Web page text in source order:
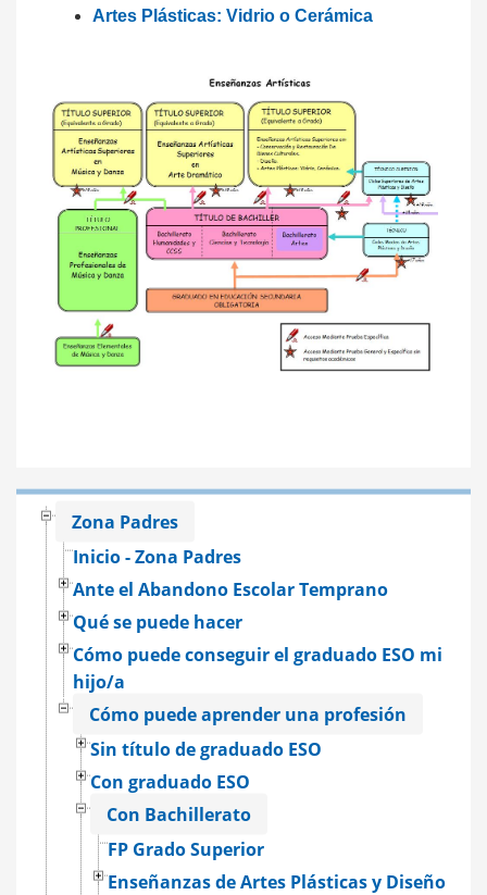
Zona Padres
Inicio - Zona Padres
Ante el Abandono Escolar Temprano
Qué se puede hacer
Cómo puede conseguir el graduado ESO mi
hijo/a
Cómo puede aprender una profesión
Sin título de graduado ESO
Con graduado ESO
Con Bachillerato
FP Grado Superior
Enseñanzas de Artes Plásticas y Diseño
Artes Plásticas: Vidrio o Cerámica